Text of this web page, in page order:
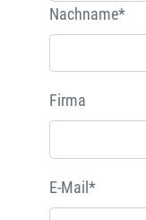
Nachname*
Firma
E-Mail*